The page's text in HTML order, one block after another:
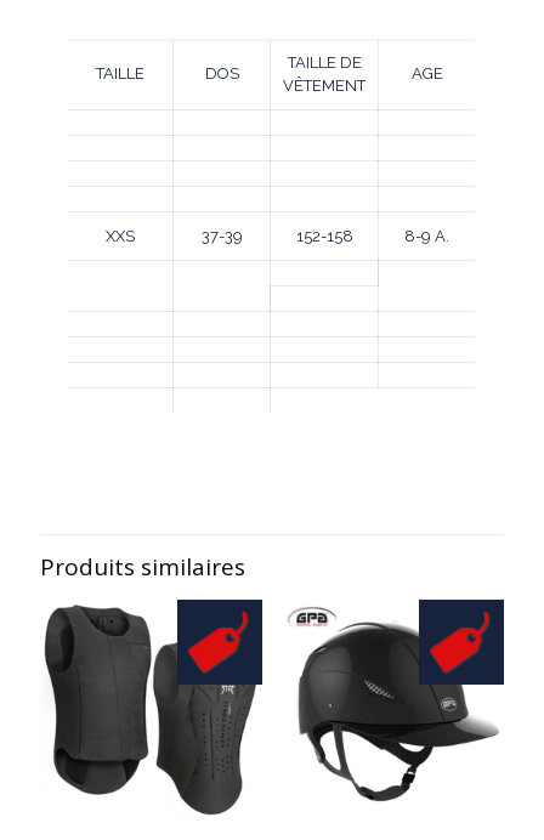
TAILLE DOS
TAILLE DE
VÊTEMENT
AGE
XXS 37-39 152-158 8-9 A.
Produits similaires